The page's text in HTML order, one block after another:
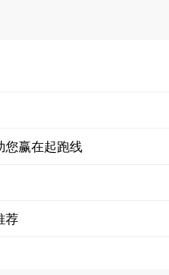
您赢在起跑线
荐